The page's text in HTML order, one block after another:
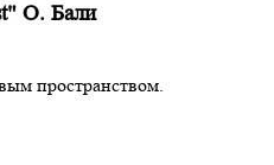
О. Бали
пространством.